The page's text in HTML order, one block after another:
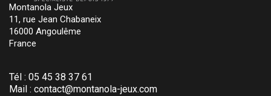
Montanola Jeux
11, rue Jean Chabaneix
16000 Angoulême
France
Tél : 05 45 38 37 61
Mail : contact@montanola-jeux.com